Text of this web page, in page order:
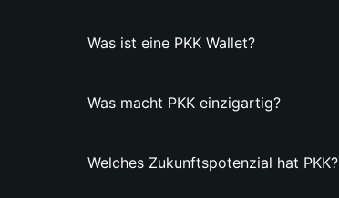
Was ist eine PKK Wallet?
Was macht PKK einzigartig?
Welches Zukunftspotenzial hat PKK?